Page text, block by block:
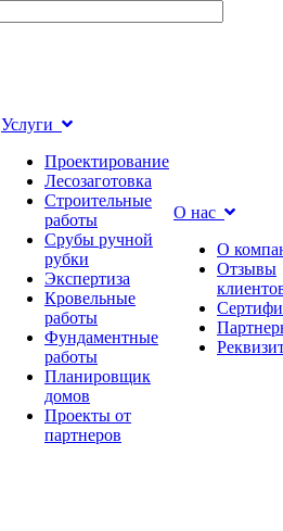
Услуги
Проектирование
Лесозаготовка
Строительные
работы
Срубы ручной
рубки
Экспертиза
Кровельные
работы
Фундаментные
работы
Планировщик
домов
Проекты от
партнеров
О нас
О
Отзывы